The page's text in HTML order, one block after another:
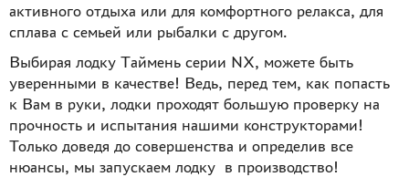
активного отдыха или для комфортного релакса, для
сплава с семьей или рыбалки с другом.
Выбирая лодку Таймень серии NX, можете быть
уверенными в качестве! Ведь, перед тем, как попасть
к Вам в руки, лодки проходят большую проверку на
прочность и испытания нашими конструкторами!
Только доведя до совершенства и определив все
нюансы, мы запускаем лодку в производство!